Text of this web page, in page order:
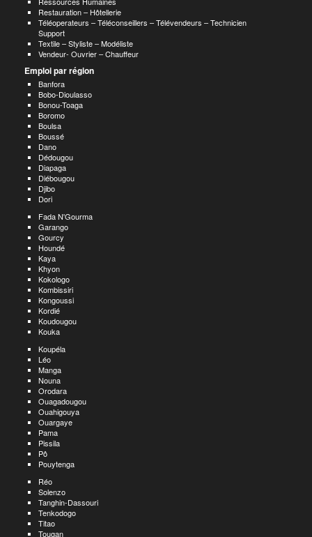
Restauration – Hôtellerie
Téléoperateurs – Téléconseillers – Télévendeurs – Technicien
Support
Textile – Styliste – Modéliste
Vendeur- Ouvrier – Chauffeur
Emploi par région
Banfora
Bobo-Dioulasso
Bonou-Toaga
Boromo
Boulsa
Boussé
Dano
Dédougou
Diapaga
Diébougou
Djibo
Dori
Fada N'Gourma
Garango
Gourcy
Houndé
Kaya
Khyon
Kokologo
Kombissiri
Kongoussi
Kordié
Koudougou
Kouka
Koupéla
Léo
Manga
Nouna
Orodara
Ouagadougou
Ouahigouya
Ouargaye
Pama
Pissila
Pô
Pouytenga
Réo
Solenzo
Tanghin-Dassouri
Tenkodogo
Titao
Tougan